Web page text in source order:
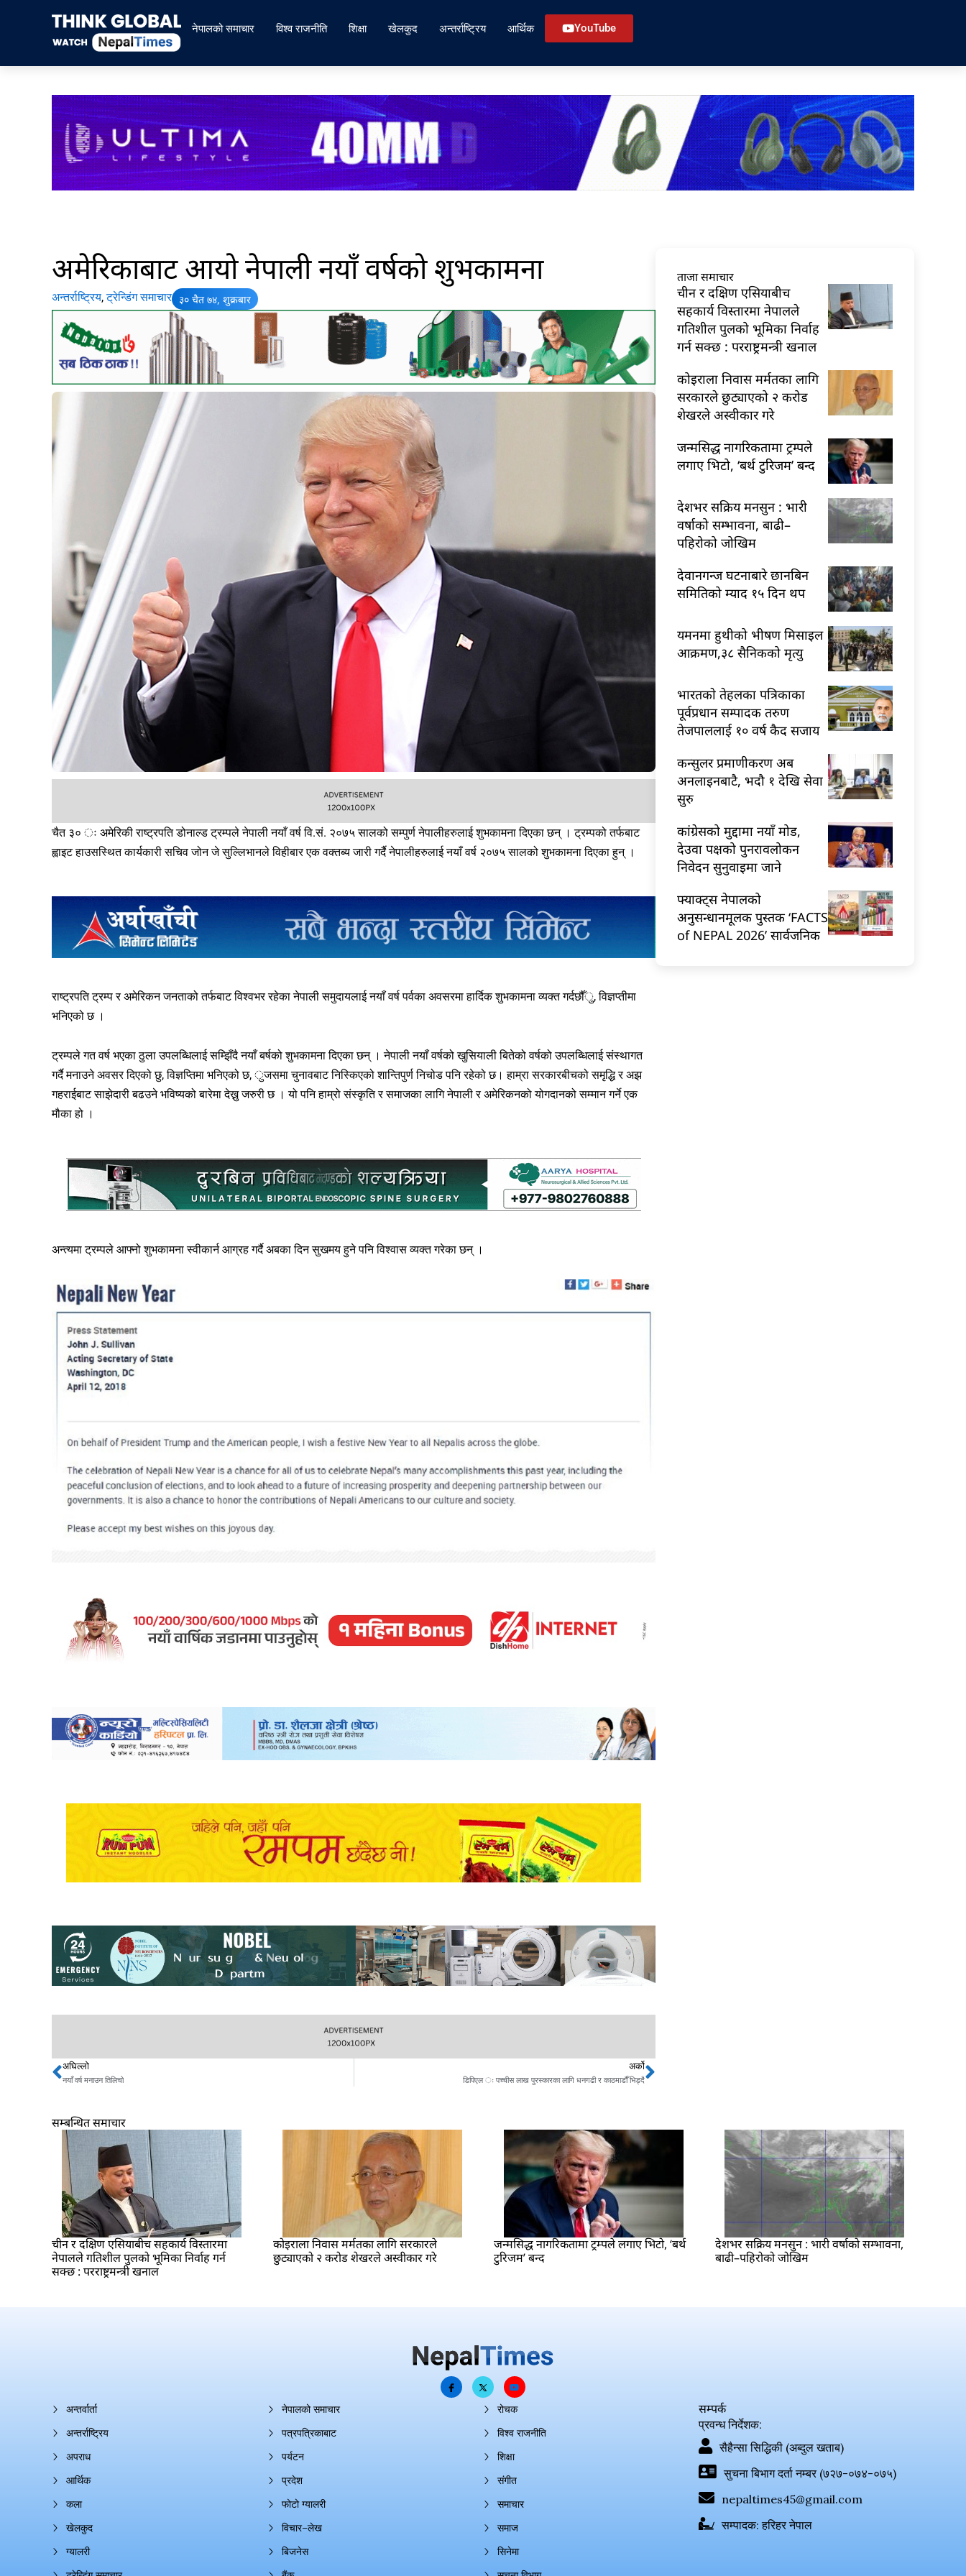
नेपालको समाचार विश्व राजनीति शिक्षा खेलकुद अन्तर्राष्ट्रिय आर्थिक YouTube
अमेरिकाबाट आयो नेपाली नयाँ वर्षको शुभकामना
अन्तर्राष्ट्रिय,ट्रेन्डिंग समाचार ३० चैत ७४, शुक्रबार
चैत ३० ः अमेरिकी राष्ट्रपति डोनाल्ड ट्रम्पले नेपाली नयाँ वर्ष वि.सं. २०७५ सालको सम्पुर्ण नेपालीहरुलाई शुभकामना दिएका छन् । ट्रम्पको तर्फबाट
ह्वाइट हाउसस्थित कार्यकारी सचिव जोन जे सुल्लिभानले विहीबार एक वक्तब्य जारी गर्दै नेपालीहरुलाई नयाँ वर्ष २०७५ सालको शुभकामना दिएका हुन् ।
राष्ट्रपति ट्रम्प र अमेरिकन जनताको तर्फबाट विश्वभर रहेका नेपाली समुदायलाई नयाँ वर्ष पर्वका अवसरमा हार्दिक शुभकामना व्यक्त गर्दछौँु, विज्ञप्तीमा
भनिएको छ ।
ट्रम्पले गत वर्ष भएका ठुला उपलब्धिलाई सम्झिँदै नयाँ बर्षको शुभकामना दिएका छन् । नेपाली नयाँ वर्षको खुसियाली बितेको वर्षको उपलब्धिलाई संस्थागत
गर्दै मनाउने अवसर दिएको छु, विज्ञप्तिमा भनिएको छ, ुजसमा चुनावबाट निस्किएको शान्तिपुर्ण निचोड पनि रहेको छ। हाम्रा सरकारबीचको समृद्धि र अझ
गहराईबाट साझेदारी बढउने भविष्यको बारेमा देख्नु जरुरी छ । यो पनि हाम्रो संस्कृति र समाजका लागि नेपाली र अमेरिकनको योगदानको सम्मान गर्ने एक
मौका हो ।
अन्त्यमा ट्रम्पले आफ्नो शुभकामना स्वीकार्न आग्रह गर्दै अबका दिन सुखमय हुने पनि विश्वास व्यक्त गरेका छन् ।
Prev
अघिल्लो
नयाँ वर्ष मनाउन तिलिचो
अर्को
डिपिएल ः पच्चीस लाख पुरस्कारका लागि धनगढी र काठमाडौँ भिड्दैNext
ताजा समाचार
चीन र दक्षिण एसियाबीच
सहकार्य विस्तारमा नेपालले
गतिशील पुलको भूमिका निर्वाह
गर्न सक्छ : परराष्ट्रमन्त्री खनाल
कोइराला निवास मर्मतका लागि
सरकारले छुट्याएको २ करोड
शेखरले अस्वीकार गरे
जन्मसिद्ध नागरिकतामा ट्रम्पले
लगाए भिटो, ‘बर्थ टुरिजम’ बन्द
देशभर सक्रिय मनसुन : भारी
वर्षाको सम्भावना, बाढी–
पहिरोको जोखिम
देवानगन्ज घटनाबारे छानबिन
समितिको म्याद १५ दिन थप
यमनमा हुथीको भीषण मिसाइल
आक्रमण,३८ सैनिकको मृत्यु
भारतकाे तेहलका पत्रिकाका
पूर्वप्रधान सम्पादक तरुण
तेजपाललाई १० वर्ष कैद सजाय
कन्सुलर प्रमाणीकरण अब
अनलाइनबाटै, भदौ १ देखि सेवा
सुरु
कांग्रेसको मुद्दामा नयाँ मोड,
देउवा पक्षको पुनरावलोकन
निवेदन सुनुवाइमा जाने
फ्याक्ट्स नेपालको
अनुसन्धानमूलक पुस्तक ‘FACTS
of NEPAL 2026’ सार्वजनिक
सम्बन्धित समाचार
चीन र दक्षिण एसियाबीच सहकार्य विस्तारमा
नेपालले गतिशील पुलको भूमिका निर्वाह गर्न
सक्छ : परराष्ट्रमन्त्री खनाल
कोइराला निवास मर्मतका लागि सरकारले
छुट्याएको २ करोड शेखरले अस्वीकार गरे
जन्मसिद्ध नागरिकतामा ट्रम्पले लगाए भिटो, ‘बर्थ
टुरिजम’ बन्द
देशभर सक्रिय मनसुन : भारी वर्षाको सम्भावना,
बाढी–पहिरोको जोखिम
अन्तर्वार्ता
अन्तर्राष्ट्रिय
अपराध
आर्थिक
कला
खेलकुद
ग्यालरी
नेपालको समाचार
पत्रपत्रिकाबाट
पर्यटन
प्रदेश
फोटो ग्यालरी
विचार–लेख
बिजनेस
रोचक
विश्व राजनीति
शिक्षा
संगीत
समाचार
समाज
सिनेमा
सम्पर्क
प्रवन्ध निर्देशक:
सैहैन्सा सिद्धिकी (अब्दुल खताब)
सुचना बिभाग दर्ता नम्बर (७२७-०७४-०७५)
nepaltimes45@gmail.com
सम्पादक: हरिहर नेपाल